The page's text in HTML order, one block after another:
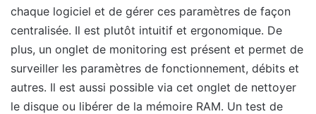
chaque logiciel et de gérer ces paramètres de façon
centralisée. Il est plutôt intuitif et ergonomique. De
plus, un onglet de monitoring est présent et permet de
surveiller les paramètres de fonctionnement, débits et
autres. Il est aussi possible via cet onglet de nettoyer
le disque ou libérer de la mémoire RAM. Un test de